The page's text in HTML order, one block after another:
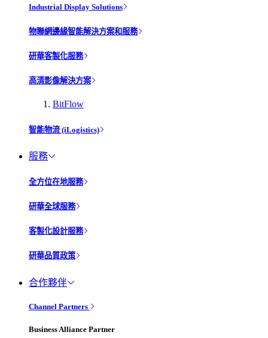
Industrial Display Solutions
物聯網邊緣智能解決方案和服務
研華客製化服務
高清影像解決方案
BitFlow
智能物流 (iLogistics)
服務
全方位在地服務
研華全球服務
客製化設計服務
研華品質政策
合作夥伴
Channel Partners
Business Alliance Partner